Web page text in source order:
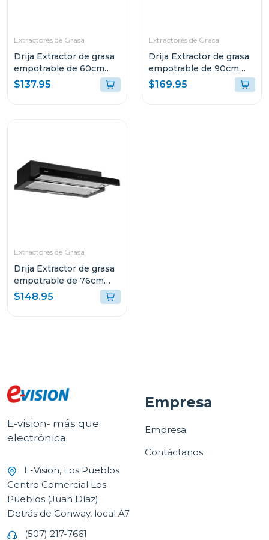
Extractores de Grasa
Drija Extractor de grasa
empotrable de 60cm
color negro
$137.95
Extractores de Grasa
Drija Extractor de grasa
empotrable de 90cm
color negro
$169.95
Extractores de Grasa
Drija Extractor de grasa
empotrable de 76cm
color negro
$148.95
E-vision- más que
electrónica
E-Vision, Los Pueblos
Centro Comercial Los
Pueblos (Juan Díaz)
Detrás de Conway, local A7
(507) 217-7661
Empresa
Empresa
Contáctanos